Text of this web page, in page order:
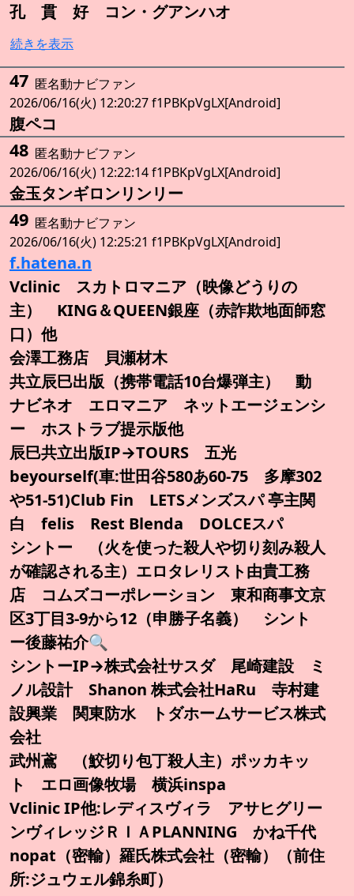
孔 貫 好 コン・グアンハオ
続きを表示
47 匿名動ナビファン
2026/06/16(火) 12:20:27 f1PBKpVgLX[Android]
腹ペコ
48 匿名動ナビファン
2026/06/16(火) 12:22:14 f1PBKpVgLX[Android]
金玉タンギロンリンリー
49 匿名動ナビファン
2026/06/16(火) 12:25:21 f1PBKpVgLX[Android]
f.hatena.n
Vclinic スカトロマニア（映像どうりの
主） KING＆QUEEN銀座（赤詐欺地面師窓
口）他
会澤工務店 貝瀬材木
共立辰巳出版（携帯電話10台爆弾主） 動
ナビネオ エロマニア ネットエージェンシ
ー ホストラブ提示版他
辰巳共立出版IP→TOURS 五光
beyourself(車:世田谷580あ60-75 多摩302
や51-51)Club Fin LETSメンズスパ 亭主関
白 felis Rest Blenda DOLCEスパ
シントー （火を使った殺人や切り刻み殺人
が確認される主）エロタレリスト由貴工務
店 コムズコーポレーション 東和商事文京
区3丁目3-9から12（申勝子名義） シント
ー後藤祐介🔍️
シントーIP→株式会社サスダ 尾崎建設 ミ
ノル設計 Shanon 株式会社HaRu 寺村建
設興業 関東防水 トダホームサービス株式
会社
武州鳶 （鮫切り包丁殺人主）ポッカキッ
ト エロ画像牧場 横浜inspa
Vclinic IP他:レディスヴィラ アサヒグリー
ンヴィレッジＲＩＡPLANNING かね千代
nopat（密輸）羅氏株式会社（密輸）（前住
所:ジュウェル錦糸町）